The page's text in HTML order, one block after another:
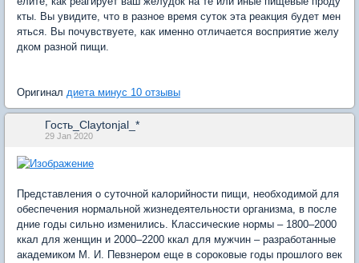
кты. Вы увидите, что в разное время суток эта реакция будет мен
яться. Вы почувствуете, как именно отличается восприятие желу
дком разной пищи.
Оригинал диета минус 10 отзывы
Гость_Claytonjal_*
29 Jan 2020
Представления о суточной калорийности пищи, необходимой для
обеспечения нормальной жизнедеятельности организма, в после
дние годы сильно изменились. Классические нормы – 1800–2000
ккал для женщин и 2000–2200 ккал для мужчин – разработанные
академиком М. И. Певзнером еще в сороковые годы прошлого век